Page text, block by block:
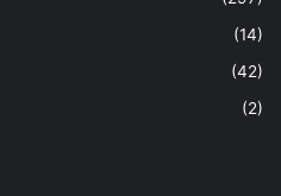
(14)
(42)
(2)